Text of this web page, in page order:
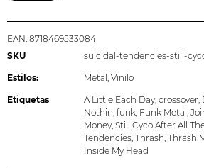
EAN: 8718469533084
SKU
suicidal-tendencies-still-
Estilos: Metal , Vinilo
Etiquetas A Little Each Day, crossover,
Nothin, funk, Funk Metal ,
Money, Still Cyco After All
Tendencies, Thrash, Thrash
Inside My Head